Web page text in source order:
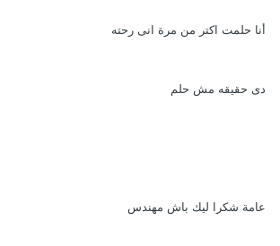
أنا حلمت اكتر من مرة انى رحته
دى حقيقه مش حلم
عامة شكرا ليك باش مهندس